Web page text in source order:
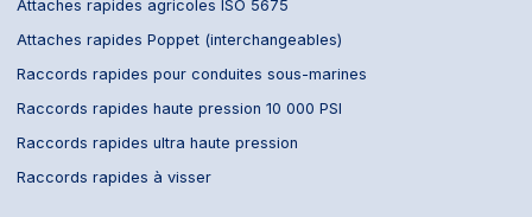
Attaches rapides agricoles ISO 5675
Attaches rapides Poppet (interchangeables)
Raccords rapides pour conduites sous-marines
Raccords rapides haute pression 10 000 PSI
Raccords rapides ultra haute pression
Raccords rapides à visser